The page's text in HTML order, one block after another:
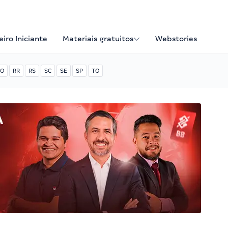
Iniciante Materiais gratuitos Webstories
RR RS SC SE SP TO